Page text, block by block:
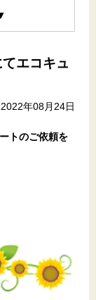
エコキュ
年08月24日
トのご依頼を